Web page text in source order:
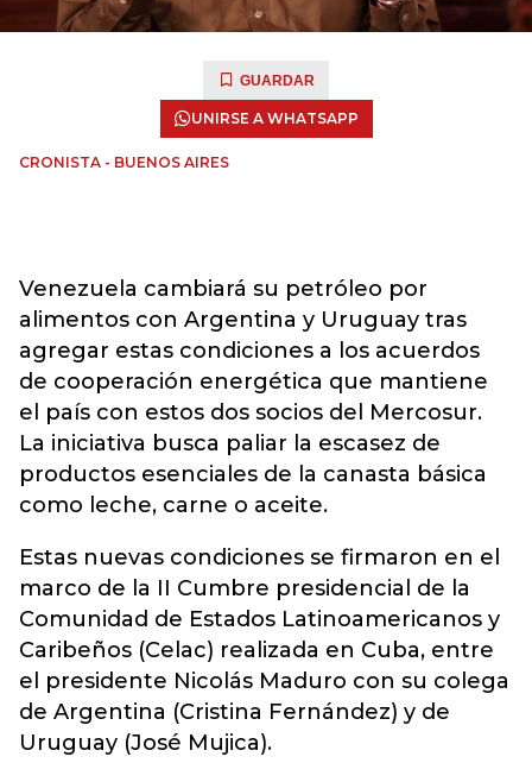
GUARDAR
UNIRSE A WHATSAPP
CRONISTA - BUENOS AIRES
Venezuela cambiará su petróleo por
alimentos con Argentina y Uruguay tras
agregar estas condiciones a los acuerdos
de cooperación energética que mantiene
el país con estos dos socios del Mercosur.
La iniciativa busca paliar la escasez de
productos esenciales de la canasta básica
como leche, carne o aceite.
Estas nuevas condiciones se firmaron en el
marco de la II Cumbre presidencial de la
Comunidad de Estados Latinoamericanos y
Caribeños (Celac) realizada en Cuba, entre
el presidente Nicolás Maduro con su colega
de Argentina (Cristina Fernández) y de
Uruguay (José Mujica).